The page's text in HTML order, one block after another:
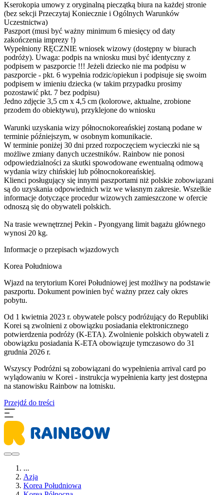
Kserokopia umowy z oryginalną pieczątką biura na każdej stronie
(bez sekcji Przeczytaj Koniecznie i Ogólnych Warunków
Uczestnictwa)
Paszport (musi być ważny minimum 6 miesięcy od daty
zakończenia imprezy !)
Wypełniony RĘCZNIE wniosek wizowy (dostępny w biurach
podróży). Uwaga: podpis na wniosku musi być identyczny z
podpisem w paszporcie !!! Jeżeli dziecko nie ma podpisu w
paszporcie - pkt. 6 wypełnia rodzic/opiekun i podpisuje się swoim
podpisem w imieniu dziecka (w takim przypadku prosimy
pozostawić pkt. 7 bez podpisu)
Jedno zdjęcie 3,5 cm x 4,5 cm (kolorowe, aktualne, zrobione
przodem do obiektywu), przyklejone do wniosku
Warunki uzyskania wizy północnokoreańskiej zostaną podane w
terminie późniejszym, w osobnym komunikacie.
W terminie poniżej 30 dni przed rozpoczęciem wycieczki nie są
możliwe zmiany danych uczestników. Rainbow nie ponosi
odpowiedzialności za skutki spowodowane ewentualną odmową
wydania wizy chińskiej lub północnokoreańskiej.
Klienci posługujący się innymi paszportami niż polskie zobowiązani
są do uzyskania odpowiednich wiz we własnym zakresie. Wszelkie
informacje dotyczące procedur wizowych zamieszczone w ofercie
odnoszą się do obywateli polskich.
Na trasie wewnętrznej Pekin - Pyongyang limit bagażu głównego
wynosi 20 kg.
Informacje o przepisach wjazdowych
Korea Południowa
Wjazd na terytorium Korei Południowej jest możliwy na podstawie
paszportu. Dokument powinien być ważny przez cały okres
pobytu.
Od 1 kwietnia 2023 r. obywatele polscy podróżujący do Republiki
Korei są zwolnieni z obowiązku posiadania elektronicznego
potwierdzenia podróży (K-ETA). Zwolnienie polskich obywateli z
obowiązku posiadania K-ETA obowiązuje tymczasowo do 31
grudnia 2026 r.
Wszyscy Podróżni są zobowiązani do wypełnienia arrival card po
wylądowaniu w Korei - instrukcja wypełnienia karty jest dostępna
na stanowisku Rainbow na lotnisku.
Przejdź do treści
...
Azja
Korea Południowa